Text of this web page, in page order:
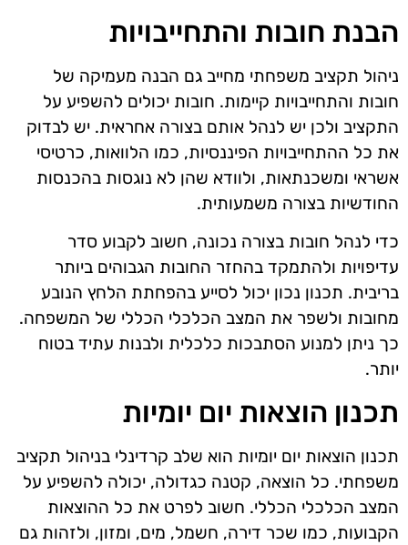
הבנת חובות והתחייבויות
ניהול תקציב משפחתי מחייב גם הבנה מעמיקה של
חובות והתחייבויות קיימות. חובות יכולים להשפיע על
התקציב ולכן יש לנהל אותם בצורה אחראית. יש לבדוק
את כל ההתחייבויות הפיננסיות, כמו הלוואות, כרטיסי
אשראי ומשכנתאות, ולוודא שהן לא נוגסות בהכנסות
החודשיות בצורה משמעותית.
כדי לנהל חובות בצורה נכונה, חשוב לקבוע סדר
עדיפויות ולהתמקד בהחזר החובות הגבוהים ביותר
בריבית. תכנון נכון יכול לסייע בהפחתת הלחץ הנובע
מחובות ולשפר את המצב הכלכלי הכללי של המשפחה.
כך ניתן למנוע הסתבכות כלכלית ולבנות עתיד בטוח
יותר.
תכנון הוצאות יום יומיות
תכנון הוצאות יום יומיות הוא שלב קרדינלי בניהול תקציב
משפחתי. כל הוצאה, קטנה כגדולה, יכולה להשפיע על
המצב הכלכלי הכללי. חשוב לפרט את כל ההוצאות
הקבועות, כמו שכר דירה, חשמל, מים, ומזון, ולזהות גם